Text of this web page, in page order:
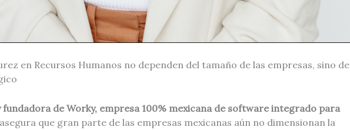
en Recursos Humanos no dependen del tamaño de las empresas, sino de
fundadora de Worky, empresa 100% mexicana de software integrado para
que gran parte de las empresas mexicanas aún no dimensionan la